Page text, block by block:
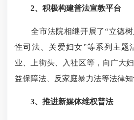
2、 积极构建普法宣教平台
全市法院相继开展了“立德树
性司法、关爱妇女”等系列主题
业、上街头、入社区等，向广大
益保障法、反家庭暴力法等法律知
3、 推进新媒体维权普法